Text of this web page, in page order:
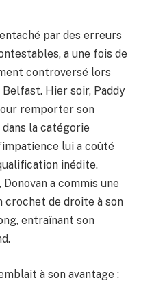
par des erreurs
a une fois de
controversé lors
Hier soir, Paddy
remporter son
la catégorie
lui a coûté
inédite.
a commis une
crochet de droite à son
entraînant son
à son avantage :